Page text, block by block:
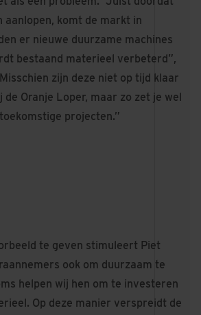
aanlopen, komt de markt in
er nieuwe duurzame machines
bestaand materieel verbeterd”,
zijn deze niet op tijd klaar
de Oranje Loper, maar zo zet je wel
projecten.”
te geven stimuleert Piet
ook om duurzaam te
helpen wij hen om te investeren
Op deze manier verspreidt de